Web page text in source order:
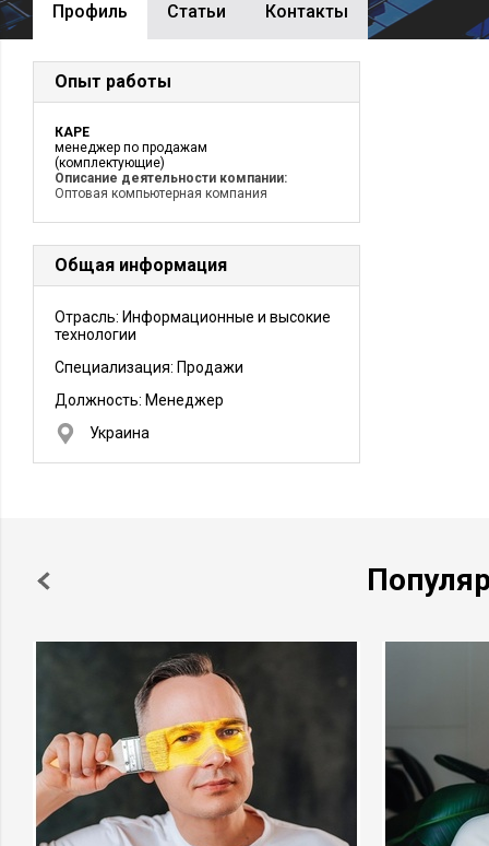
Профиль Cтатьи Контакты
Опыт работы
КАРЕ
менеджер по продажам
(комплектующие)
Описание деятельности компании:
Оптовая компьютерная компания
Общая информация
Отрасль: Информационные и высокие
технологии
Специализация: Продажи
Должность: Менеджер
Украина